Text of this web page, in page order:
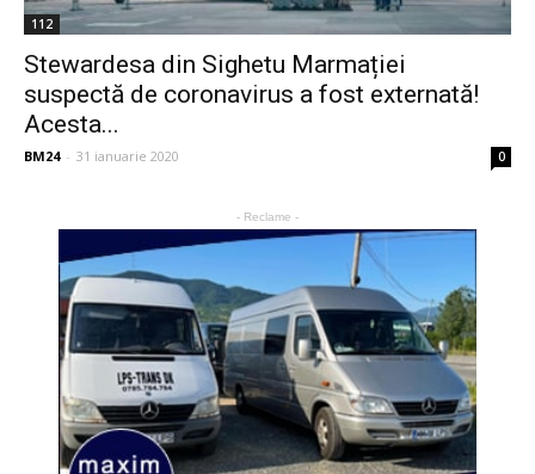
112
Stewardesa din Sighetu Marmației
suspectă de coronavirus a fost externată!
Acesta...
BM24 - 31 ianuarie 2020 0
- Reclame -